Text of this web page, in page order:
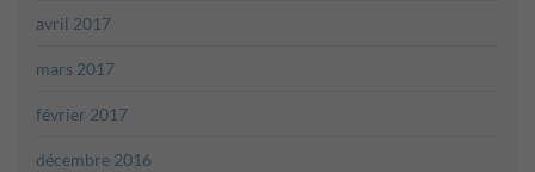
avril 2017
mars 2017
février 2017
décembre 2016